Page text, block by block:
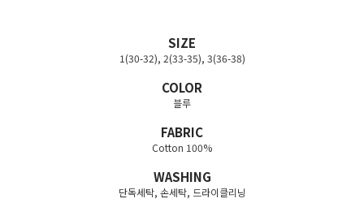
SIZE
1(30-32), 2(33-35), 3(36-38)
COLOR
블루
FABRIC
Cotton 100%
WASHING
단독세탁, 손세탁, 드라이클리닝